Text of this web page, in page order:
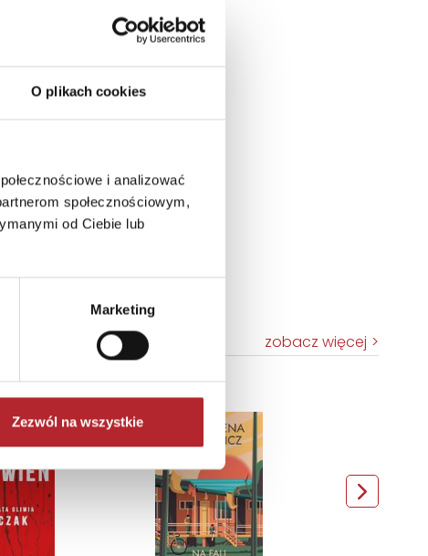
O plikach cookies
i analizować
społecznościowym,
od Ciebie lub
Marketing
Zezwól na wszystkie
zobacz więcej
TOP 100
Wyłączność